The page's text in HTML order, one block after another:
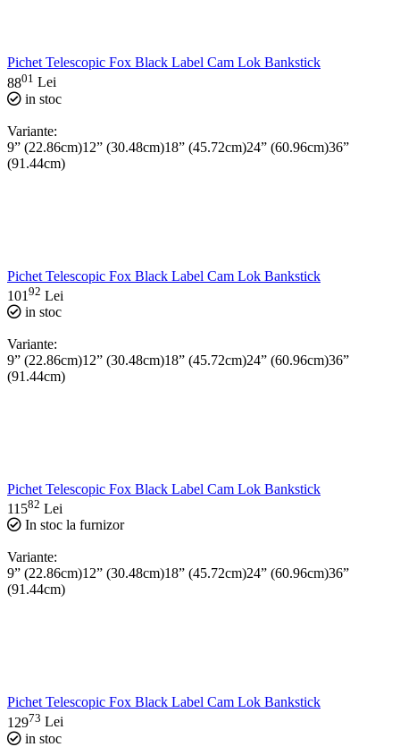
Pichet Telescopic Fox Black Label Cam Lok Bankstick
8801 Lei
in stoc
Variante:
9” (22.86cm)12” (30.48cm)18” (45.72cm)24” (60.96cm)36”
(91.44cm)
Pichet Telescopic Fox Black Label Cam Lok Bankstick
101 92 Lei
in stoc
Variante:
9” (22.86cm)12” (30.48cm)18” (45.72cm)24” (60.96cm)36”
(91.44cm)
Pichet Telescopic Fox Black Label Cam Lok Bankstick
11582 Lei
In stoc la furnizor
Variante:
9” (22.86cm)12” (30.48cm)18” (45.72cm)24” (60.96cm)36”
(91.44cm)
Pichet Telescopic Fox Black Label Cam Lok Bankstick
12973 Lei
in stoc